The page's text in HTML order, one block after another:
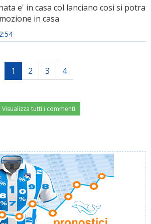
e' in casa col lanciano cosi si potra
in casa
1 2 3 4
Visualizza tutti i commenti